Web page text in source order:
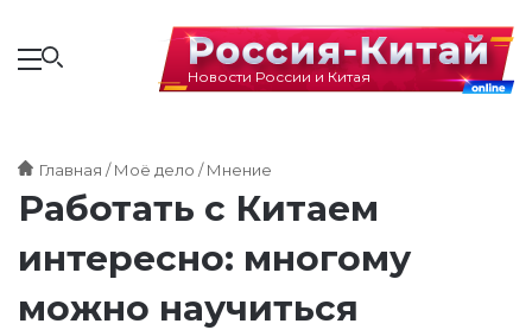
Новости России и Китая
Главная Моё дело Мнение
Работать с Китаем
интересно: многому
можно научиться